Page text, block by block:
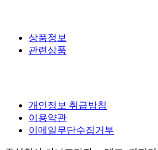
상품정보
관련상품
개인정보 취급방침
이용약관
이메일무단수집거부